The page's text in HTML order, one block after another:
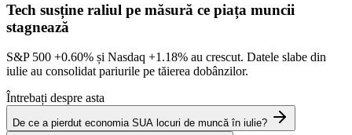
Tech susține raliul pe măsură ce piața muncii
stagnează
S&P 500 +0.60% și Nasdaq +1.18% au crescut. Datele slabe din
iulie au consolidat pariurile pe tăierea dobânzilor.
Întrebați despre asta
De ce a pierdut economia SUA locuri de muncă în iulie?